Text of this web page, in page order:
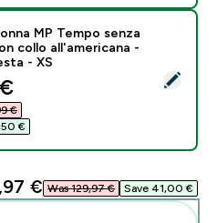
- Canotta donna MP
MP Tempo senza
collo all'americana -
- XS
price
€‎
€‎
€‎ Was 129,97 €‎ Save 41,00 €‎